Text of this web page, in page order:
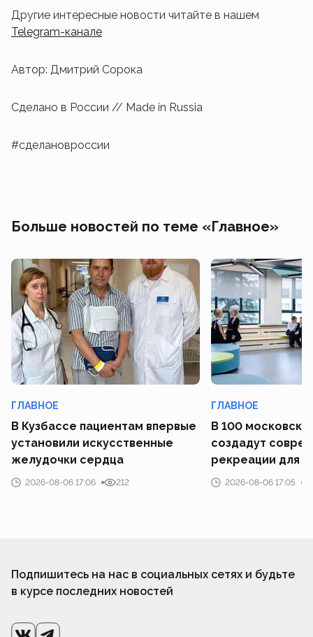
Другие интересные новости читайте в нашем
Telegram-канале
Автор: Дмитрий Сорока
Сделано в России // Made in Russia
#сделановроссии
Больше новостей по теме «Главное»
ГЛАВНОЕ
В Кузбассе пациентам впервые
установили искусственные
желудочки сердца
2026-08-06 17:06 212
ГЛАВНОЕ
В 100
создадут
рекреации для
2026-08-06 17:05
Подпишитесь на нас в социальных сетях и будьте
в курсе последних новостей